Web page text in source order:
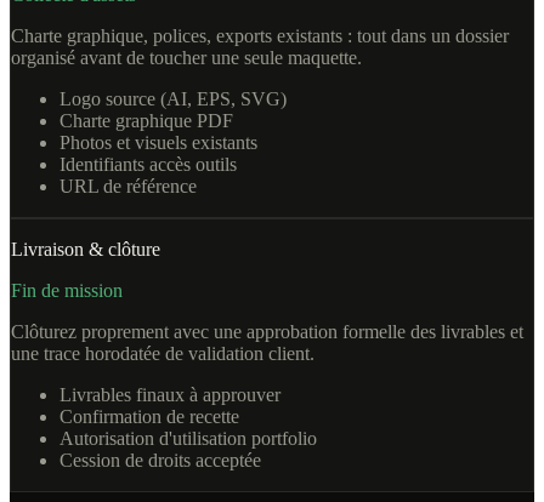
Charte graphique, polices, exports existants : tout dans un dossier
organisé avant de toucher une seule maquette.
Logo source (AI, EPS, SVG)
Charte graphique PDF
Photos et visuels existants
Identifiants accès outils
URL de référence
Livraison & clôture
Fin de mission
Clôturez proprement avec une approbation formelle des livrables et
une trace horodatée de validation client.
Livrables finaux à approuver
Confirmation de recette
Autorisation d'utilisation portfolio
Cession de droits acceptée